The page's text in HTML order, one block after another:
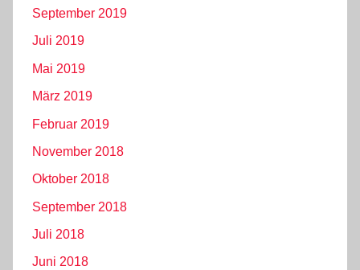
September 2019
Juli 2019
Mai 2019
März 2019
Februar 2019
November 2018
Oktober 2018
September 2018
Juli 2018
Juni 2018